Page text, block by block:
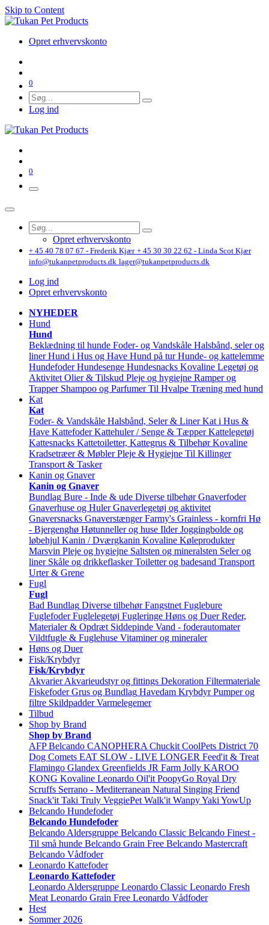
Skip to Content
Opret erhvervskonto
0
Log ind
0
Opret erhvervskonto
+ 45 40 78 07 67 - Frederik Kjær + 45 30 30 22 62 - Linda Scot Kjær
info@tukanpetproducts.dk lager@tukanpetproducts.dk
Log ind
Opret erhvervskonto
NYHEDER
Hund
Hund
Beklædning til hunde Foder- og Vandskåle Halsbånd, seler og
liner Hund i Hus og Have Hund på tur Hunde- og kattelemme
Hundefoder Hundesenge Hundesnacks Kovaline Legetøj og
Aktivitet Olier & Tilskud Pleje og hygiejne Ramper og
Trapper Shampoo og Parfumer Til Hvalpe Træning med hund
Kat
Kat
Foder- & Vandskåle Halsbånd, Seler & Liner Kat i Hus &
Have Kattefoder Kattehuler / Senge & Tæpper Kattelegetøj
Kattesnacks Kattetoiletter, Kattegrus & Tilbehør Kovaline
Kradsetræer & Møbler Pleje & Hygiejne Til Killinger
Transport & Tasker
Kanin og Gnaver
Kanin og Gnaver
Bundlag Bure - Inde & ude Diverse tilbehør Gnaverfoder
Gnaverhuse og Huler Gnaverlegetøj og aktivitet
Gnaversnacks Gnaverstænger Farmy's Grainless - kornfri Hø
- Bjergenghø Høtunneller og huse Ilder Joggingbolde og
løbehjul Kanin / Dværgkanin Kovaline Køleprodukter
Marsvin Pleje og hygiejne Saltsten og mineralsten Seler og
liner Skåle og drikkeflasker Toiletter og badesand Transport
Urter & Grene
Fugl
Fugl
Bad Bundlag Diverse tilbehør Fangstnet Fuglebure
Fuglefoder Fuglelegetøj Fugleringe Høns og Duer Reder,
Materialer & Opdræt Siddepinde Vand - foderautomater
Vildtfugle & Fuglehuse Vitaminer og mineraler
Høns og Duer
Fisk/Krybdyr
Fisk/Krybdyr
Akvarier Akvarieudstyr og fittings Dekoration Filtermateriale
Fiskefoder Grus og Bundlag Havedam Krybdyr Pumper og
filtre Skildpadder Varmelegemer
Tilbud
Shop by Brand
Shop by Brand
AFP Belcando CANOPHERA Chuckit CoolPets District 70
Dog Comets EAT SLOW - LIVE LONGER Feed'it & Treat
Flamingo Glandex Greenfields JR Farm Jolly KAROO
KONG Kovaline Leonardo Oil'it PoopyGo Royal Dry
Scruffs Serrano - Mediterranean Natural Singing Friend
Snack'it Taki Truly VeggiePet Walk'it WanpyYaki YowUp
Belcando Hundefoder
Belcando Hundefoder
Belcando Aldersgruppe Belcando Classic Belcando Finest -
Til små hunde Belcando Grain Free Belcando Mastercraft
Belcando Vådfoder
Leonardo Kattefoder
Leonardo Kattefoder
Leonardo Aldersgruppe Leonardo Classic Leonardo Fresh
Meat Leonardo Grain Free Leonardo Vådfoder
Hest
Sommer 2026